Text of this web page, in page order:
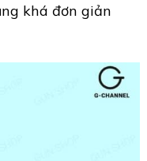
khá đơn giản